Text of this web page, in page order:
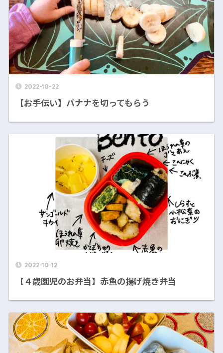
2022-10-22
【お手伝い】バナナを切ってもらう
2022-10-12
【４歳園児のお弁当】赤魚の揚げ焼き弁当